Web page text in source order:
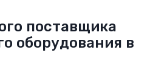
поставщика
оборудования в